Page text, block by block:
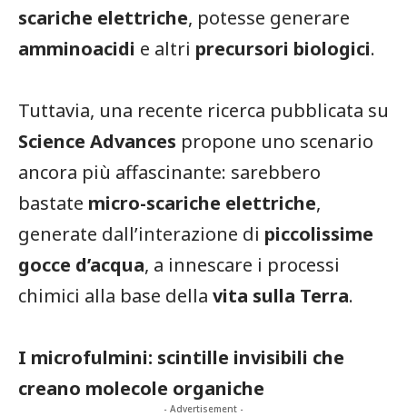
scariche elettriche, potesse generare
amminoacidi e altri precursori biologici.
Tuttavia, una recente ricerca pubblicata su
Science Advances propone uno scenario
ancora più affascinante: sarebbero
bastate micro-scariche elettriche,
generate dall’interazione di piccolissime
gocce d’acqua, a innescare i processi
chimici alla base della vita sulla Terra.
I microfulmini: scintille invisibili che
creano molecole organiche
- Advertisement -